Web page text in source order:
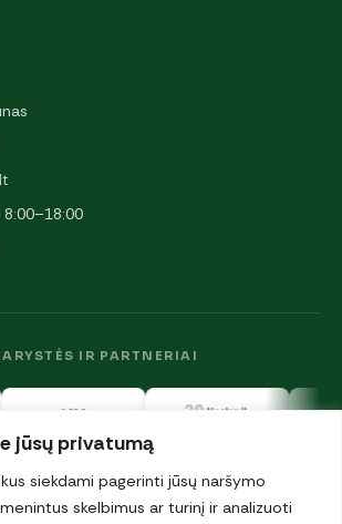
jūsų privatumą
siekdami pagerinti jūsų naršymo
skelbimus ar turinį ir analizuoti
8:00–18:00
IR PARTNERIAI